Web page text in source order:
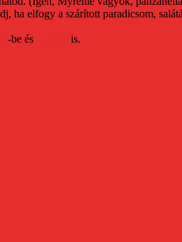
ha elfogy a szárított paradicsom,
-be és is.